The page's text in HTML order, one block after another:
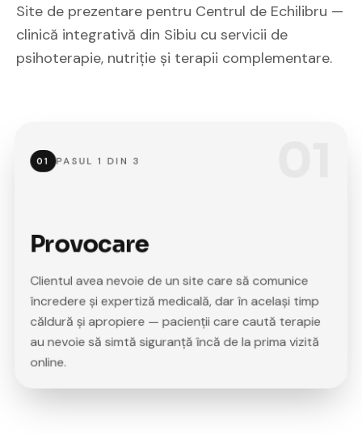
Site de prezentare pentru Centrul de Echilibru —
clinică integrativă din Sibiu cu servicii de
psihoterapie, nutriție și terapii complementare.
01 PASUL1 DIN 3
Provocare
Clientul avea nevoie de un site care să comunice
încredere și expertiză medicală, dar în același timp
căldură și apropiere — pacienții care caută terapie
au nevoie să simtă siguranță încă de la prima vizită
online.